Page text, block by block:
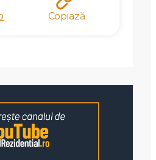
Copiază